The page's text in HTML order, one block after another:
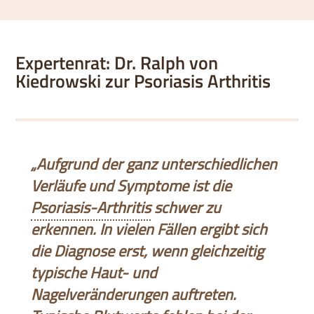
Expertenrat: Dr. Ralph von
Kiedrowski zur Psoriasis Arthritis
„Aufgrund der ganz unterschiedlichen
Verläufe und Symptome ist die
Psoriasis-Arthritisschwer zu
erkennen. In vielen Fällen ergibt sich
die Diagnose erst, wenn gleichzeitig
typische Haut- und
Nagelveränderungen auftreten.